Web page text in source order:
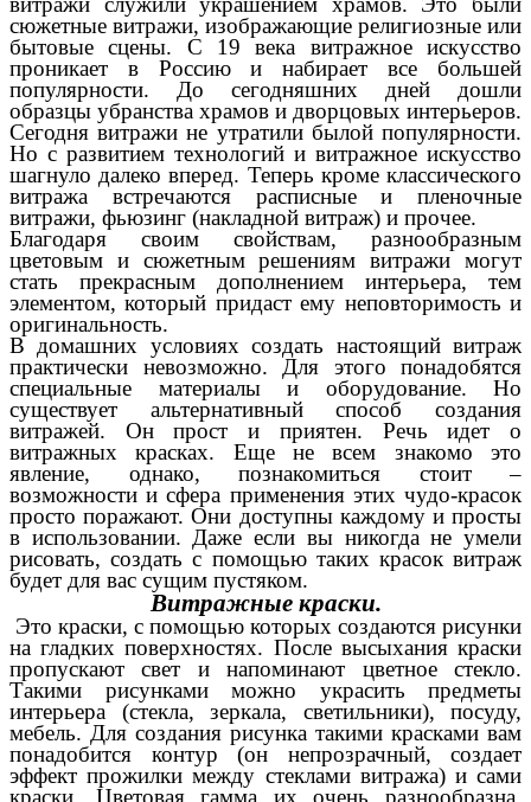
сюжетные витражи, изображающие религиозные или
бытовые сцены. С 19 века витражное искусство
проникает в Россию и набирает все большей
популярности. До сегодняшних дней дошли
образцы убранства храмов и дворцовых интерьеров.
Сегодня витражи не утратили былой популярности.
Но с развитием технологий и витражное искусство
шагнуло далеко вперед. Теперь кроме классического
витража встречаются расписные и пленочные
витражи, фьюзинг (накладной витраж) и прочее.
Благодаря своим свойствам, разнообразным
цветовым и сюжетным решениям витражи могут
стать прекрасным дополнением интерьера, тем
элементом, который придаст ему неповторимость и
оригинальность.
В домашних условиях создать настоящий витраж
практически невозможно. Для этого понадобятся
специальные материалы и оборудование. Но
существует альтернативный способ создания
витражей. Он прост и приятен. Речь идет о
витражных красках. Еще не всем знакомо это
явление, однако, познакомиться стоит –
возможности и сфера применения этих чудо-красок
просто поражают. Они доступны каждому и просты
в использовании. Даже если вы никогда не умели
рисовать, создать с помощью таких красок витраж
будет для вас сущим пустяком.
Витражные краски.
Это краски, с помощью которых создаются рисунки
на гладких поверхностях. После высыхания краски
пропускают свет и напоминают цветное стекло.
Такими рисунками можно украсить предметы
интерьера (стекла, зеркала, светильники), посуду,
мебель. Для создания рисунка такими красками вам
понадобится контур (он непрозрачный, создает
эффект прожилки между стеклами витража) и сами